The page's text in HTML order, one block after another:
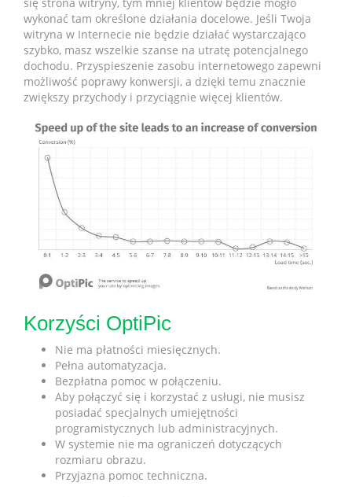
wykonać tam określone działania docelowe. Jeśli Twoja
witryna w Internecie nie będzie działać wystarczająco
szybko, masz wszelkie szanse na utratę potencjalnego
dochodu. Przyspieszenie zasobu internetowego zapewni
możliwość poprawy konwersji, a dzięki temu znacznie
zwiększy przychody i przyciągnie więcej klientów.
Korzyści OptiPic
Nie ma płatności miesięcznych.
Pełna automatyzacja.
Bezpłatna pomoc w połączeniu.
Aby połączyć się i korzystać z usługi, nie musisz
posiadać specjalnych umiejętności
programistycznych lub administracyjnych.
W systemie nie ma ograniczeń dotyczących
rozmiaru obrazu.
Przyjazna pomoc techniczna.